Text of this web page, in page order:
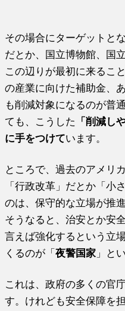
その場合にターゲットと
だとか、国立博物館、国
この辺りが最初に来るこ
の産業に向けた補助金、
も削減対象になるのが普
ても、こうした
「削減し
に手をつけています。
ところで、過去のアメリ
「行政改革」だとか「小
のは、保守的な立場が推
そうなると、治安とか安
言えば強化するという立
くるのが「夜警国家 」と
これは、政府の多くの官
す。けれども安全保障を